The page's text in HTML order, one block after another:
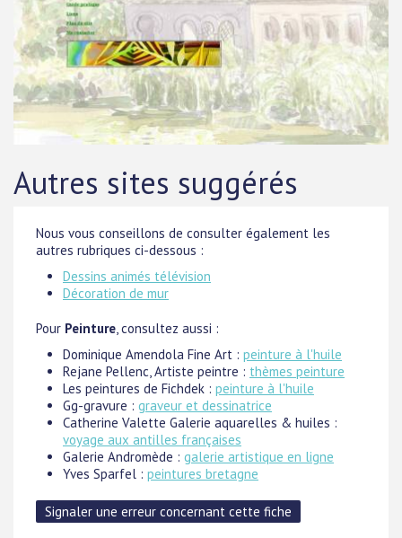
Autres sites suggérés
Nous vous conseillons de consulter également les
autres rubriques ci-dessous :
Dessins animés télévision
Décoration de mur
Pour Peinture, consultez aussi :
Dominique Amendola Fine Art : peinture à l'huile
Rejane Pellenc, Artiste peintre : thèmes peinture
Les peintures de Fichdek : peinture à l'huile
Gg-gravure : graveur et dessinatrice
Catherine Valette Galerie aquarelles & huiles :
voyage aux antilles françaises
Galerie Andromède : galerie artistique en ligne
Yves Sparfel : peintures bretagne